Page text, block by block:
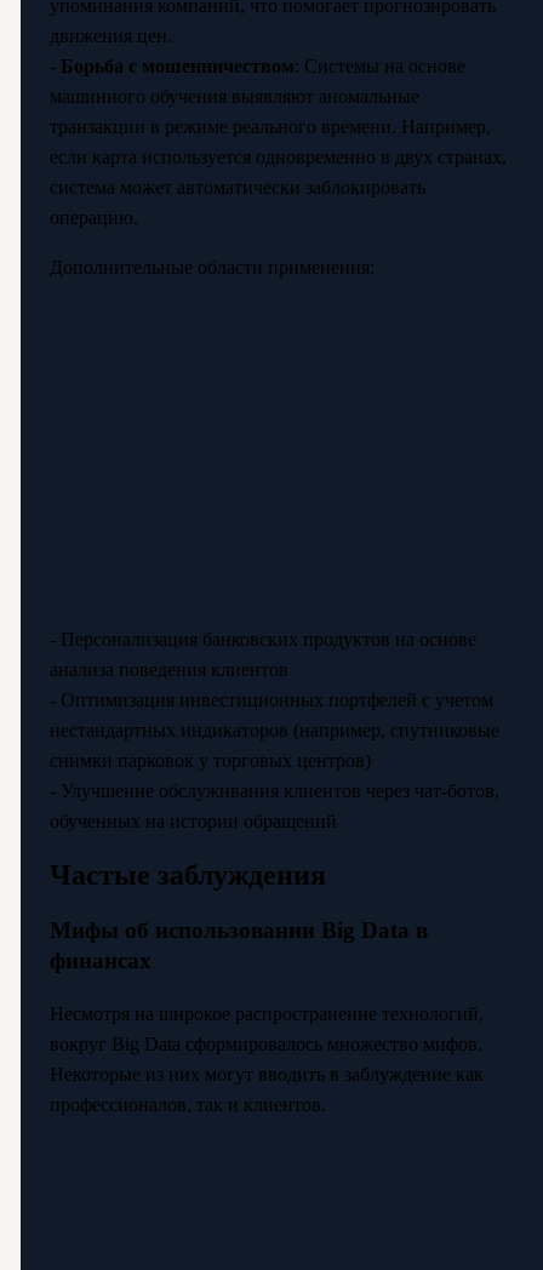
упоминания компаний, что помогает прогнозировать
движения цен.
- Борьба с мошенничеством: Системы на основе
машинного обучения выявляют аномальные
транзакции в режиме реального времени. Например,
если карта используется одновременно в двух странах,
система может автоматически заблокировать
операцию.
Дополнительные области применения:
- Персонализация банковских продуктов на основе
анализа поведения клиентов
- Оптимизация инвестиционных портфелей с учетом
нестандартных индикаторов (например, спутниковые
снимки парковок у торговых центров)
- Улучшение обслуживания клиентов через чат-ботов,
обученных на истории обращений
Частые заблуждения
Мифы об использовании Big Data в
финансах
Несмотря на широкое распространение технологий,
вокруг Big Data сформировалось множество мифов.
Некоторые из них могут вводить в заблуждение как
профессионалов, так и клиентов.